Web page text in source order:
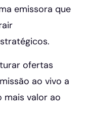
emissora que
ofertas
ao vivo a
mais valor ao